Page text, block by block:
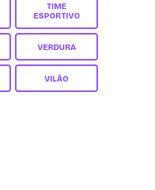
TIME
ESPORTIVO
VERDURA
VILÃO